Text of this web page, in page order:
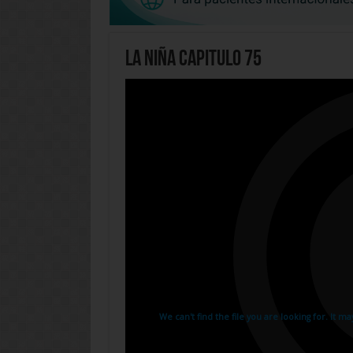
La Niña Capitulo 75